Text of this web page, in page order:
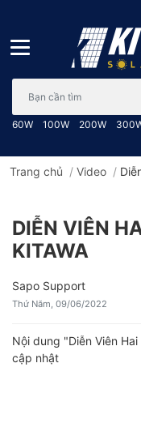
60W 100W 200W
Trang chủ / Video /
DIỄN VIÊN
KITAWA
Sapo Support
Thứ Năm, 09/06/2022
Nội dung "Diễn Viên
cập nhật